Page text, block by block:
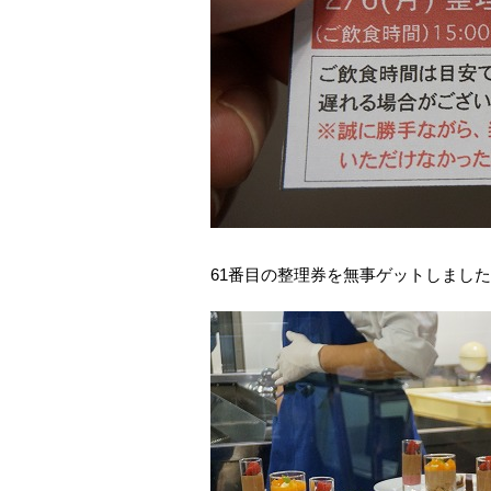
61番目の整理券を無事ゲットしまし